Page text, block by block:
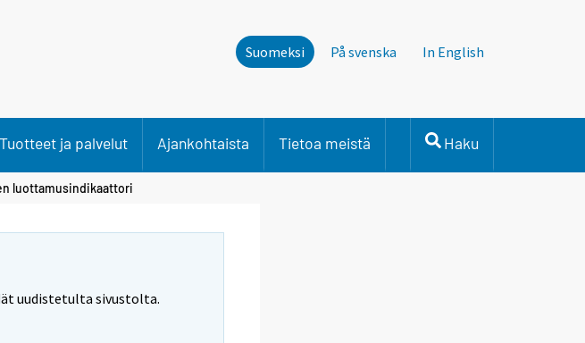
Suomeksi På svenska In English
Tuotteet ja palvelut Ajankohtaista Tietoa meistä Haku
luottamusindikaattori
uudistetulta sivustolta.